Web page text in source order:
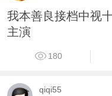
我本善良接档中视
主演
180
qiqi55